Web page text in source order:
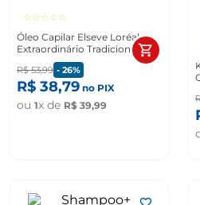
☆☆☆☆☆
Óleo Capilar Elseve Loréal
Extraordinário Tradicional
R$ 53,99 - 26%
R$ 38,79 no PIX
ou 1x de R$ 39,99